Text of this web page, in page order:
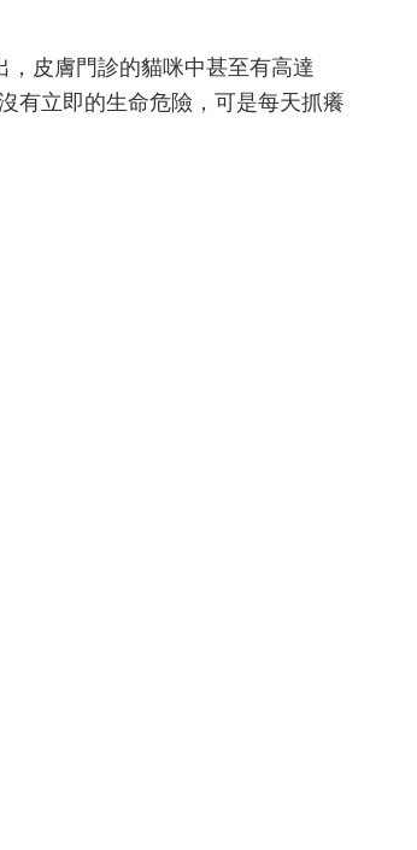
，皮膚門診的貓咪中甚至有高達
有立即的生命危險，可是每天抓癢